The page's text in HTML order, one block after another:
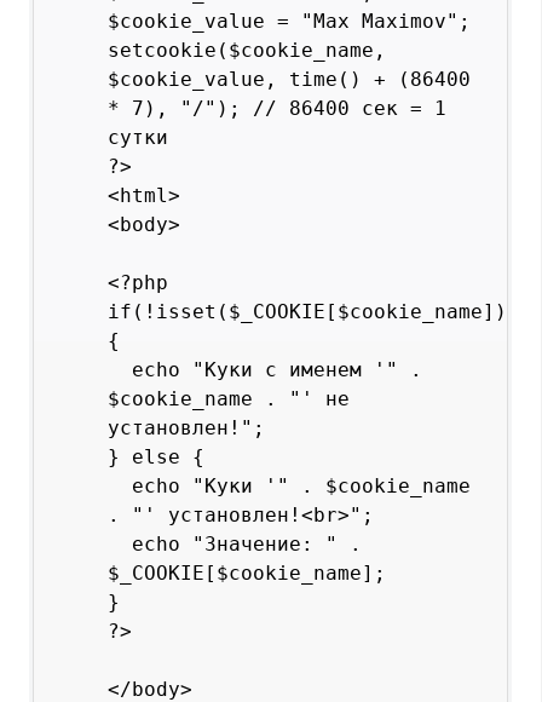
$cookie_value = "Max Maximov";
setcookie($cookie_name,
$cookie_value, time() + (86400
* 7), "/"); // 86400 сек = 1
сутки
?>
<html>
<body>
<?php
if(!isset($_COOKIE[$cookie_name]))
{
echo "Куки с именем '" .
$cookie_name . "' не
установлен!";
} else {
echo "Куки '" . $cookie_name
. "' установлен!<br>";
echo "Значение: " .
$_COOKIE[$cookie_name];
}
?>
</body>